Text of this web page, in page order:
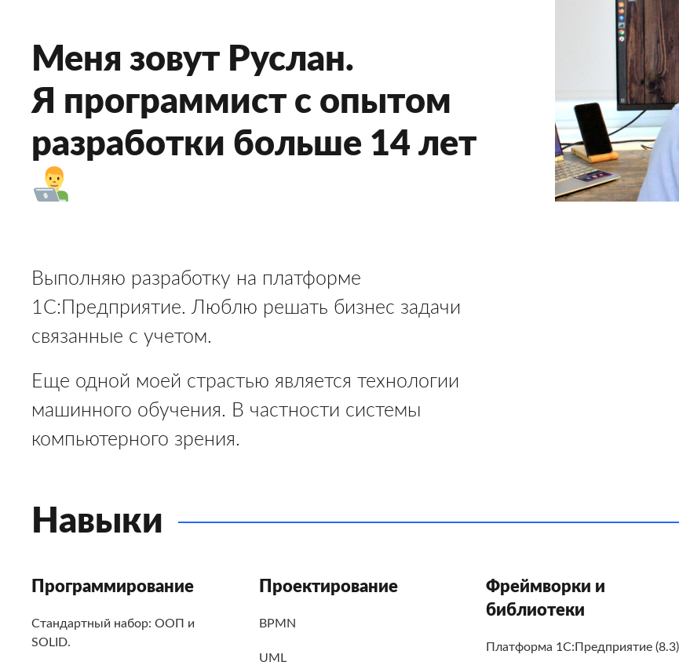
Меня зовут Руслан.
Я программист с опытом
разработки больше 14 лет
Выполняю разработку на платформе
1С:Предприятие. Люблю решать бизнес задачи
связанные с учетом.
Еще одной моей страстью является технологии
машинного обучения. В частности системы
компьютерного зрения.
Навыки
Программирование
Стандартный набор: ООП и
SOLID.
Проектирование
BPMN
UML
Фреймворки и
библиотеки
Платформа 1С:Предприятие (8.3)